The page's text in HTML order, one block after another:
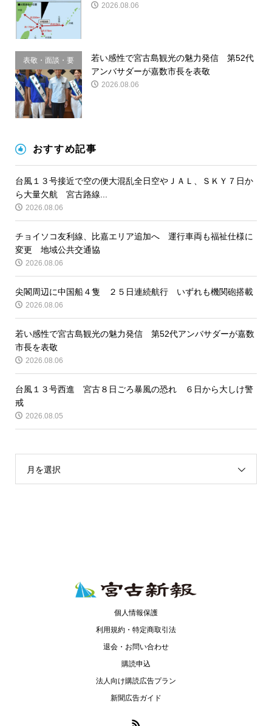
2026.08.06
表敬・面談・要
請
若い感性で宮古島観光の魅力発信 第52代
アンバサダーが嘉数市長を表敬
2026.08.06
おすすめ記事
台風１３号接近で空の便大混乱全日空やＪＡＬ、ＳＫＹ７日か
ら大量欠航 宮古路線...
2026.08.06
チョイソコ友利線、比嘉エリア追加へ 運行車両も福祉仕様に
変更 地域公共交通協
2026.08.06
尖閣周辺に中国船４隻 ２５日連続航行 いずれも機関砲搭載
2026.08.06
若い感性で宮古島観光の魅力発信 第52代アンバサダーが嘉数
市長を表敬
2026.08.06
台風１３号西進 宮古８日ごろ暴風の恐れ ６日から大しけ警
戒
2026.08.05
月を選択
個人情報保護
利用規約・特定商取引法
退会・お問い合わせ
購読申込
法人向け購読広告プラン
新聞広告ガイド